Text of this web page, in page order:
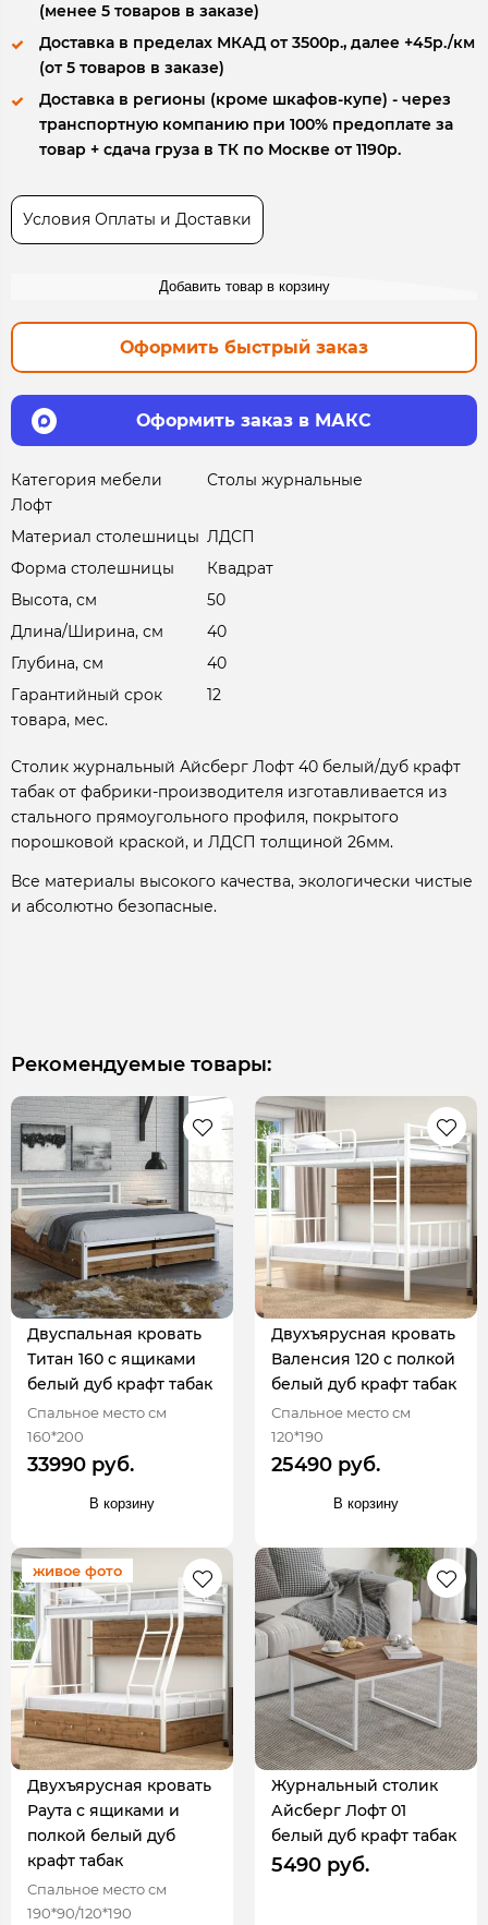
(менее 5 товаров в заказе)
Доставка в пределах МКАД от 3500р., далее +45р./км
(от 5 товаров в заказе)
Доставка в регионы (кроме шкафов-купе) - через
транспортную компанию при 100% предоплате за
товар + сдача груза в ТК по Москве от 1190р.
Условия Оплаты и Доставки
Добавить товар в корзину
Оформить быстрый заказ
Оформить заказ в МАКС
Категория мебели
Лофт
Столы журнальные
Материал столешницы ЛДСП
Форма столешницы
Квадрат
Высота, см
50
Длина/Ширина, см
40
Глубина, см
40
Гарантийный срок
товара, мес.
12
Столик журнальный Айсберг Лофт 40 белый/дуб крафт
табак от фабрики-производителя изготавливается из
стального прямоугольного профиля, покрытого
порошковой краской, и ЛДСП толщиной 26мм.
Все материалы высокого качества, экологически чистые
и абсолютно безопасные.
Рекомендуемые товары:
Двуспальная кровать
Титан 160 с ящиками
белый дуб крафт табак
Спальное место см
160*200
33990 руб.
В корзину
Двухъярусная кровать
Валенсия 120 с полкой
белый дуб крафт табак
Спальное место см
120*190
25490 руб.
В корзину
живое фото
Двухъярусная кровать
Раута с ящиками и
полкой белый дуб
крафт табак
Спальное место см
190*90/120*190
Журнальный столик
Айсберг Лофт 01
белый дуб крафт табак
5490 руб.